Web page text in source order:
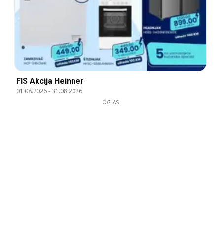
FIS Akcija Heinner
01.08.2026-31.08.2026
OGLAS